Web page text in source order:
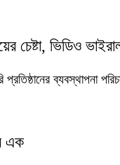
চেষ্টা, ভিডিও
প্রতিষ্ঠানের
এক